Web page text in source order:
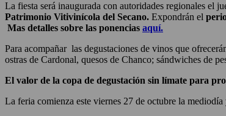
La fiesta será inaugurada con autoridades regionales el
Patrimonio Vitivinícola del Secano. Expondrán el
Mas detalles sobre las ponencias aquí.
Para acompañar las degustaciones de vinos que
ostras de Cardonal, quesos de Chanco; sándwiches de
El valor de la copa de degustación sin límate para
La feria comienza este viernes 27 de octubre la